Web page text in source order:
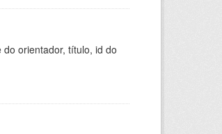
orientador, título, id do